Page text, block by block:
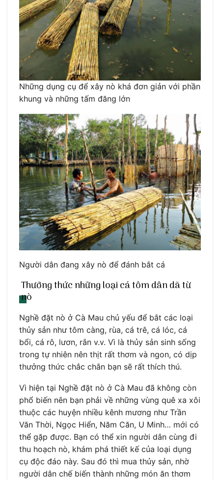
Những dụng cụ để xây nò khá đơn giản với phần
khung và những tấm đăng lớn
Người dân đang xây nò để đánh bắt cá
Thưởng thức những loại cá tôm dân dã từ
nò
Nghề đặt nò ở Cà Mau chủ yếu để bắt các loại
thủy sản như tôm càng, rùa, cá trê, cá lóc, cá
bổi, cá rô, lươn, rắn v.v. Vì là thủy sản sinh sống
trong tự nhiên nên thịt rất thơm và ngon, có dịp
thưởng thức chắc chắn bạn sẽ rất thích thú.
Vì hiện tại Nghề đặt nò ở Cà Mau đã không còn
phổ biến nên bạn phải về những vùng quê xa xôi
thuộc các huyện nhiều kênh mương như Trần
Văn Thời, Ngọc Hiển, Năm Căn, U Minh… mới có
thể gặp được. Bạn có thể xin người dân cùng đi
thu hoạch nò, khám phá thiết kế của loại dụng
cụ độc đáo này. Sau đó thì mua thủy sản, nhờ
người dân chế biến thành những món ăn thơm